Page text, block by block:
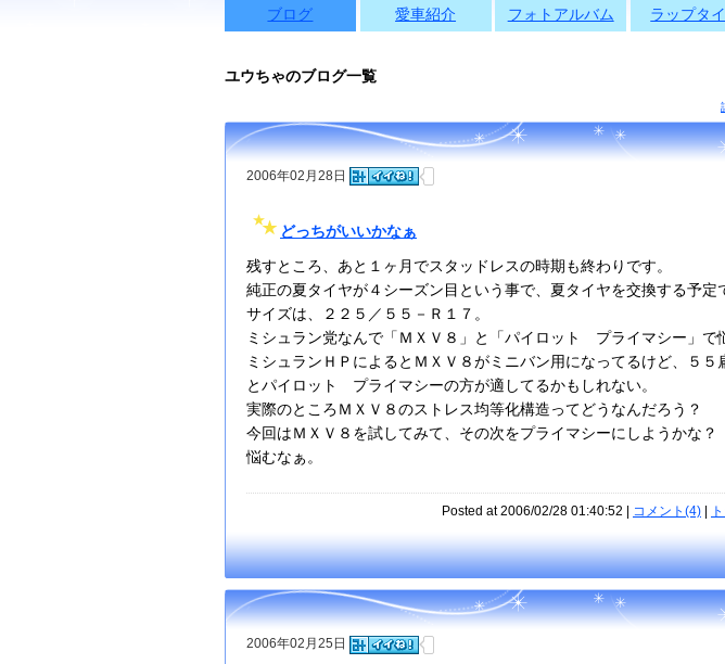
ブログ 愛車紹介 フォトアルバム ラップタ
ユウちゃのブログ一覧
2006年02月28日
どっちがいいかなぁ
残すところ、あと１ヶ月でスタッドレスの時期も終わりです。
純正の夏タイヤが４シーズン目という事で、夏タイヤを交換する予定
サイズは、２２５／５５－Ｒ１７。
ミシュラン党なんで「ＭＸＶ８」と「パイロット プライマシー」で
ミシュランＨＰによるとＭＸＶ８がミニバン用になってるけど、５５
とパイロット プライマシーの方が適してるかもしれない。
実際のところＭＸＶ８のストレス均等化構造ってどうなんだろう？
今回はＭＸＶ８を試してみて、その次をプライマシーにしようかな？
悩むなぁ。
Posted at 2006/02/28 01:40:52 | コメント(4)
2006年02月25日